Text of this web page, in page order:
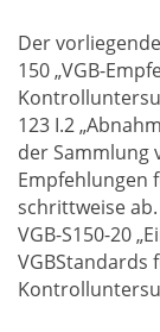
Der
150 „VGB-
123 I.2
der Sammlung
Empfehlungen
schrittweise
VGB-S150-20
VGBStandards